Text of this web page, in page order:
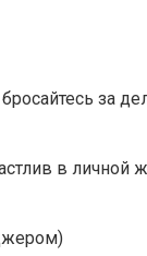
за
в личной